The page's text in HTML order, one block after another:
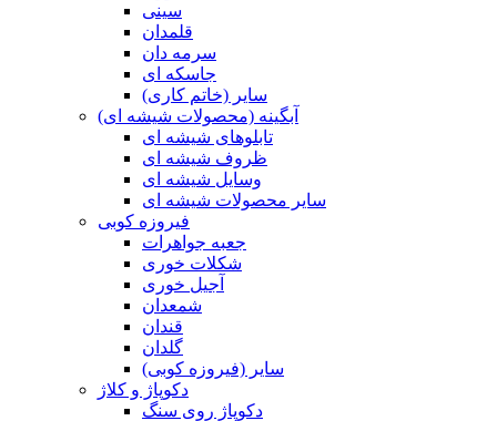
سینی
قلمدان
سرمه دان
جاسکه ای
سایر (خاتم کاری)
آبگینه (محصولات شیشه ای)
تابلوهای شیشه ای
ظروف شیشه ای
وسایل شیشه ای
سایر محصولات شیشه ای
فیروزه کوبی
جعبه جواهرات
شکلات خوری
آجیل خوری
شمعدان
قندان
گلدان
سایر (فیروزه کوبی)
دکوپاژ و کلاژ
دکوپاژ روی سنگ